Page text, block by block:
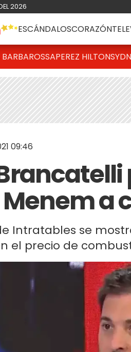
2026
ESCÁNDALOSCORAZÓN
PEREZ HILTON
09:46
a
Intratables se
el precio de